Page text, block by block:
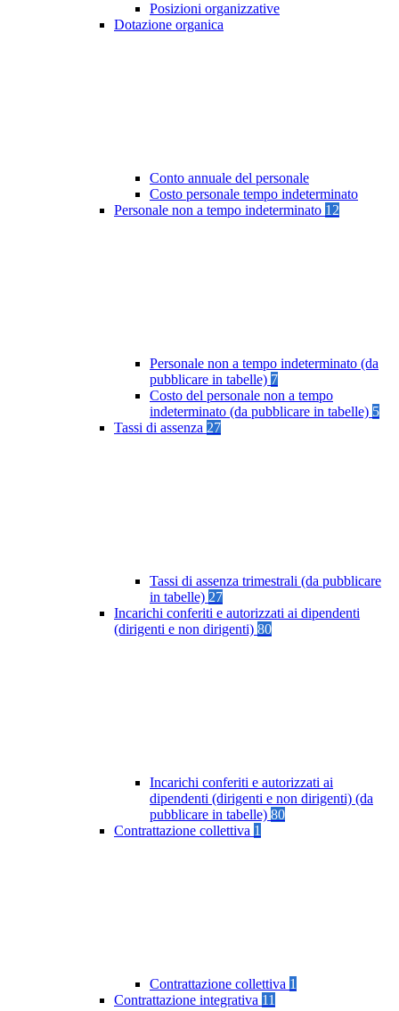
Posizioni organizzative
Dotazione organica
Conto annuale del personale
Costo personale tempo indeterminato
Personale non a tempo indeterminato 12
Personale non a tempo indeterminato (da
pubblicare in tabelle) 7
Costo del personale non a tempo
indeterminato (da pubblicare in tabelle) 5
Tassi di assenza 27
Tassi di assenza trimestrali (da pubblicare
in tabelle) 27
Incarichi conferiti e autorizzati ai dipendenti
(dirigenti e non dirigenti) 80
Incarichi conferiti e autorizzati ai
dipendenti (dirigenti e non dirigenti) (da
pubblicare in tabelle) 80
Contrattazione collettiva 1
Contrattazione collettiva 1
Contrattazione integrativa 11